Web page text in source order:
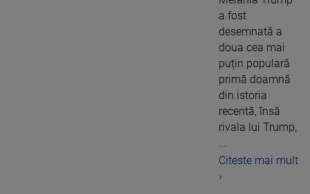
a fost
desemnată a
doua cea mai
puțin populară
primă doamnă
din istoria
recentă, însă
rivala lui Trump,
...
Citeste mai mult
›